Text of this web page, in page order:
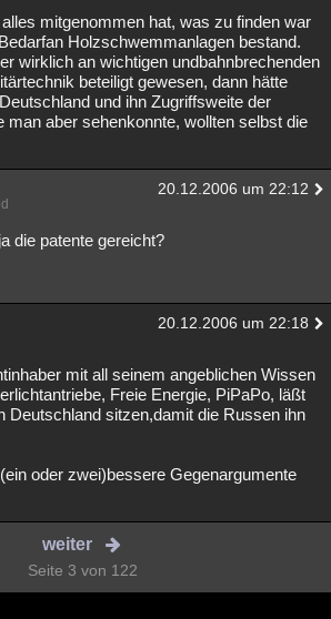
mitgenommen hat, was zu finden war
Holzschwemmanlagen bestand.
wirklich an wichtigen undbahnbrechenden
beteiligt gewesen, dann hätte
und ihn Zugriffsweite der
man aber sehenkonnte, wollten selbst die
20.12.2006 um 22:12
die patente gereicht?
20.12.2006 um 22:18
mit all seinem angeblichen Wissen
Freie Energie, PiPaPo, läßt
Deutschland sitzen,damit die Russen ihn
oder zwei)bessere Gegenargumente
weiter
Seite 3 von 122